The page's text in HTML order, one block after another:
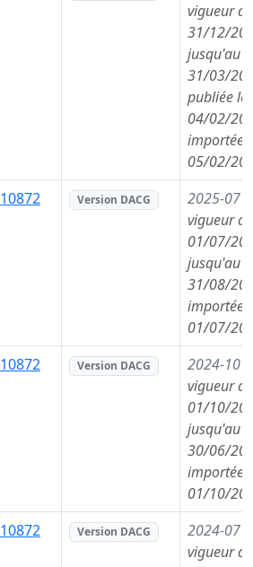
vigueur
31/12/
jusqu'au
31/03/
publiée le
04/02/
importée
05/02/
10872 Version DACG 2025-07
vigueur
01/07/
jusqu'au
31/08/
importée
01/07/
10872 Version DACG 2024-10
vigueur
01/10/
jusqu'au
30/06/
importée
01/10/
10872 Version DACG 2024-07
vigueur